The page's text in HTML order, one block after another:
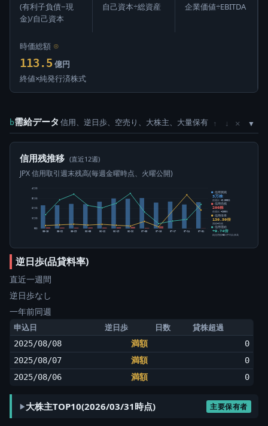
(有利子負債−現
金)/自己資本
自己資本÷総資産 企業価値÷EBITDA
時価総額 ⊙
113.5 億円
終値×純発行済株式
b需給データ 信用、逆日歩、空売り、大株主、大量保有 ↑ ↓ ×
信用残推移 (直近12週)
JPX 信用取引週末残高(毎週金曜時点、火曜公開)
0株
1万株
2万株
3万株
4万株
05-15 05-22 05-29 06-05 06-12 06-19 06-26 07-03 07-10 07-17 07-24 07-31
信用買残
3万株
前週比 +2,300株
信用売残
200株
前週比 +100株
信用倍率
130.50倍
買残÷売残
信用需給
+9.74倍
純信用残÷5日平均出来高
逆日歩(品貸料率)
直近一週間
逆日歩なし
一年前同週
申込日 逆日歩 日数 貸株超過
2025/08/08 満額
0
2025/08/07
満額
0
2025/08/06
満額 0
大株主TOP10(2026/03/31時点) 主要保有者